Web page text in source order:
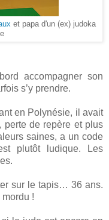
et papa d'un (ex) judoka
accompagner son
s’y prendre.
en Polynésie, il avait
perte de repère et plus
saines, a un code
plutôt ludique. Les
sur le tapis… 36 ans.
!